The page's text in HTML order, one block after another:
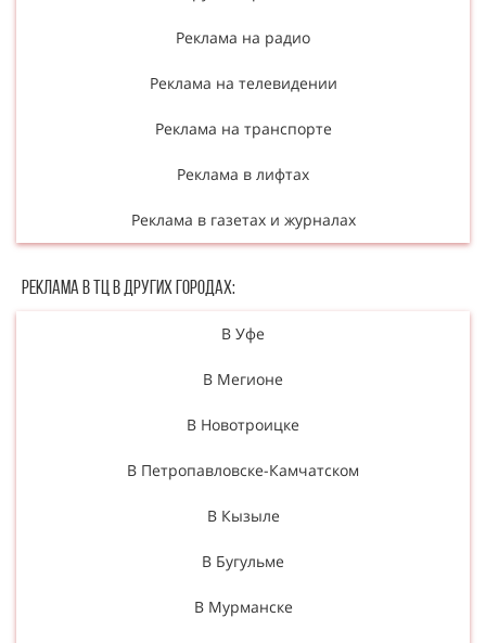
Реклама на радио
Реклама на телевидении
Реклама на транспорте
Реклама в лифтах
Реклама в газетах и журналах
Реклама в ТЦ в Других городах:
В Уфе
В Мегионе
В Новотроицке
В Петропавловске-Камчатском
В Кызыле
В Бугульме
В Мурманске